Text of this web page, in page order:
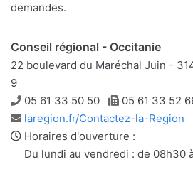
demandes.
Conseil régional - Occitanie
22 boulevard du Maréchal Juin -
9
Téléphone
05 61 33 50 50 Télécopie
05 61 33 52
Adresse
e-
mail
laregion.fr/Contactez-la-Region
Horaires d'ouverture :
Du lundi au vendredi : de 08h30